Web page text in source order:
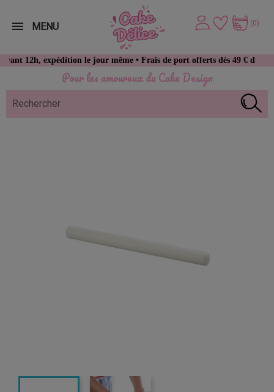
Pour les amoureux du Cake Design
expédition le jour même • Frais de port offerts dès 49 € d’achat
(0)
MENU